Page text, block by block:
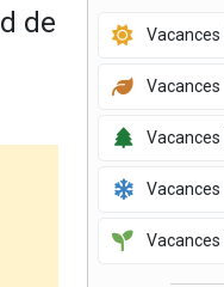
de
Vacances
Vacances
Vacances
Vacances
Vacances